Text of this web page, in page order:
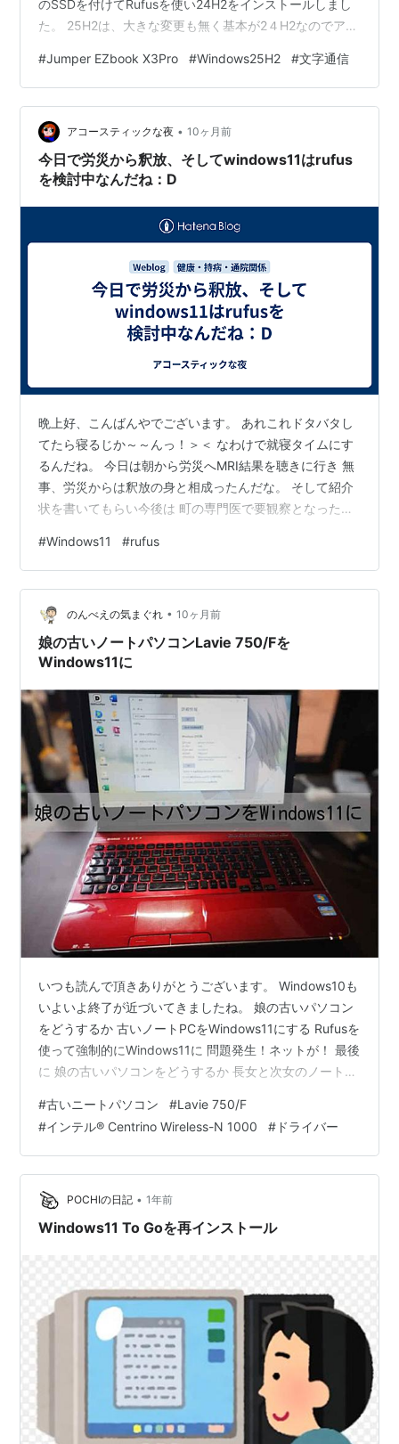
のSSDを付けてRufusを使い24H2をインストールしまし
た。 25H2は、大きな変更も無く基本が2４H2なのでアッ
ムも順調にインストールされています。 25H2に更新され
たOSで、WSJT-Xの3.0.0テスト版をインストールしまし
た。バンドチェンジが、ワンクリックで可能な機能が付
加されています。 160m～70cm迄FT-991AMにおいても
瞬時に切り替わ…
#Jumper EZbook X3Pro #Windows25H2 #文字通信
アコースティックな夜 • 10ヶ月前
今日で労災から釈放、そしてwindows11はrufus
を検討中なんだね：D
晩上好、こんばんやでございます。 あれこれドタバタし
てたら寝るじか～～んっ！＞＜ なわけで就寝タイムにす
るんだね。 今日は朝から労災へMRI結果を聴きに行き 無
事、労災からは釈放の身と相成ったんだな。 そして紹介
状を書いてもらい今後は 町の専門医で要観察となったわ
のかぁ。 首班指名されたら大臣ポストミスらないこと
を：P そんなことより eMMCのサブPCと外出用PCが
windows10のままですと すんごくリスキーななもので策
を練っているんだよねぇ。 rufusとかChromeOSの検討に
入ってるのですが rufusがイマイチ期待した通りにい…
#Windows11 #rufus
のんべえの気まぐれ • 10ヶ月前
娘の古いノートパソコンLavie 750/Fを
Windows11に
いつも読んで頂きありがとうございます。 Windows10も
いよいよ終了が近づいてきましたね。 娘の古いパソコン
をどうするか 古いノートPCをWindows11にする Rufusを
使って強制的にWindows11に 問題発生！ネットが！ 最後
に 娘の古いパソコンをどうするか 長女と次女のノート
次女はほとんど使わないのでいらないといいます。長女
はBlu-Rayが見られる機器が欲しいというのでプレーヤー
を買おうと思いましたが次女のノートPCがBlu-Ray対応
のなのでこれをWindows11にして使わせることにしまし
た。 古いノートPCを…
#古いニートパソコン #Lavie 750/F
#インテル® Centrino Wireless-N 1000 # ドライバー
POCHIの日記 • 1年前
Windows11 To Goを再インストール